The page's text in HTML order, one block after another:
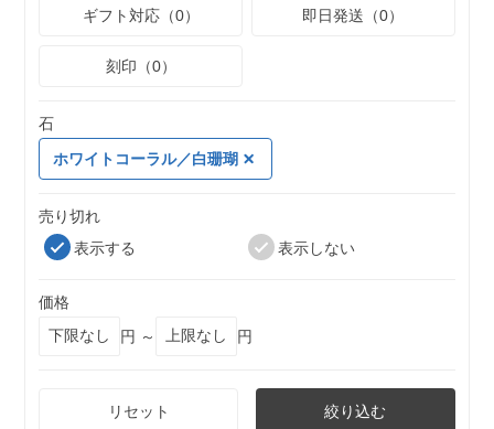
ギフト対応（0） 即日発送（0）
刻印（0）
石
ホワイトコーラル／白珊瑚
売り切れ
表示する
表示しない
価格
円 ～
円
リセット 絞り込む